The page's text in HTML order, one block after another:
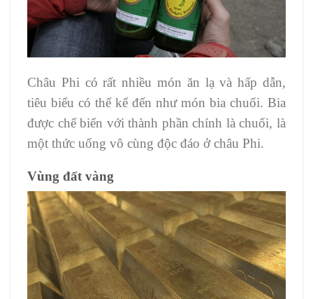
Châu Phi có rất nhiều món ăn lạ và hấp dẫn,
tiêu biểu có thể kể đến như món bia chuối. Bia
được chế biến với thành phần chính là chuối, là
một thức uống vô cùng độc đáo ở châu Phi.
Vùng đất vàng